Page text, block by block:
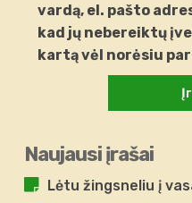
vardą, el. pašto
kad jų nebereiktų
kartą vėl norėsiu
Naujausi įrašai
Lėtu žingsneliu į